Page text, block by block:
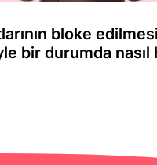
bloke
bir durumda nasıl